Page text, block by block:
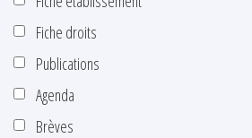
Fiche droits
Publications
Agenda
Brèves